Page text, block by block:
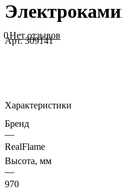
0Нет отзывов
Арт.309141
Характеристики
Бренд
—
RealFlame
Высота, мм
—
970